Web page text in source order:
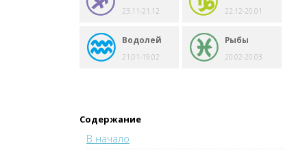
23.11-21.12 22.12-20.01
Водолей
21.01-19.02
Рыбы
20.02-20.03
Содержание
В начало